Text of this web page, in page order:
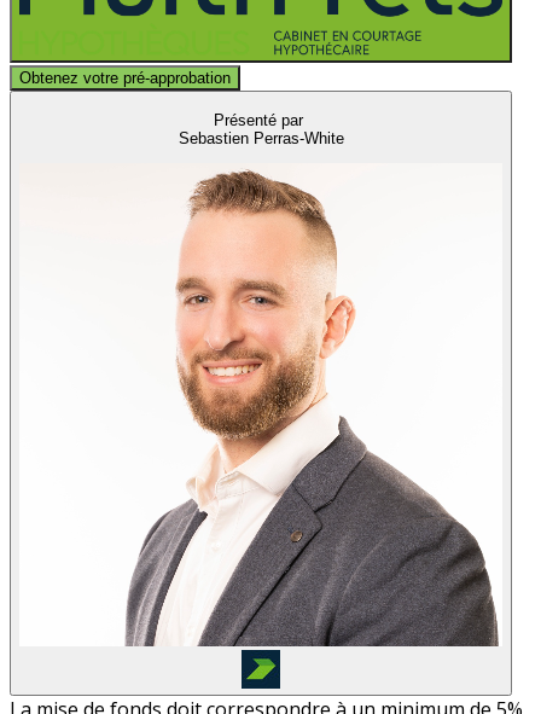
Obtenez votre pré-approbation
Présenté par
Sebastien Perras-White